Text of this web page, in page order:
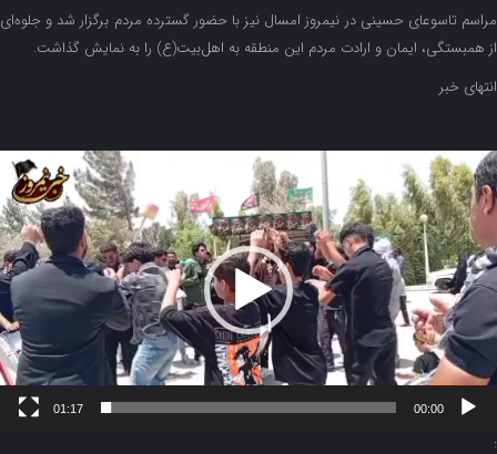
مراسم تاسوعای حسینی در نیمروز امسال نیز با حضور گسترده مردم برگزار شد و جلوه‌ای
از همبستگی، ایمان و ارادت مردم این منطقه به اهل‌بیت(ع) را به نمایش گذاشت.
انتهای خبر
نمایشگر
ویدیو
00:00
01:17
: